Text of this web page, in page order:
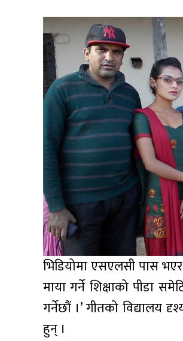
भिडियोमा एसएलसी पास
माया गर्ने शिक्षाको पीडा
गर्नेछौं ।’ गीतको विद्यालय
हुन् ।